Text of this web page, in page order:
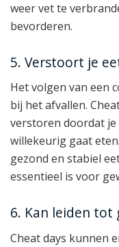
weer vet te
bevorderen.
5. Verstoort je
Het volgen van een
bij het afvallen.
verstoren doordat je
willekeurig gaat
gezond en stabiel
essentieel is voor
6. Kan leiden tot
Cheat days kunnen